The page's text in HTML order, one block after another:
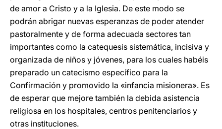
de amor a Cristo y a la Iglesia. De este modo se
podrán abrigar nuevas esperanzas de poder atender
pastoralmente y de forma adecuada sectores tan
importantes como la catequesis sistemática, incisiva y
organizada de niños y jóvenes, para los cuales habéis
preparado un catecismo específico para la
Confirmación y promovido la «infancia misionera». Es
de esperar que mejore también la debida asistencia
religiosa en los hospitales, centros penitenciarios y
otras instituciones.